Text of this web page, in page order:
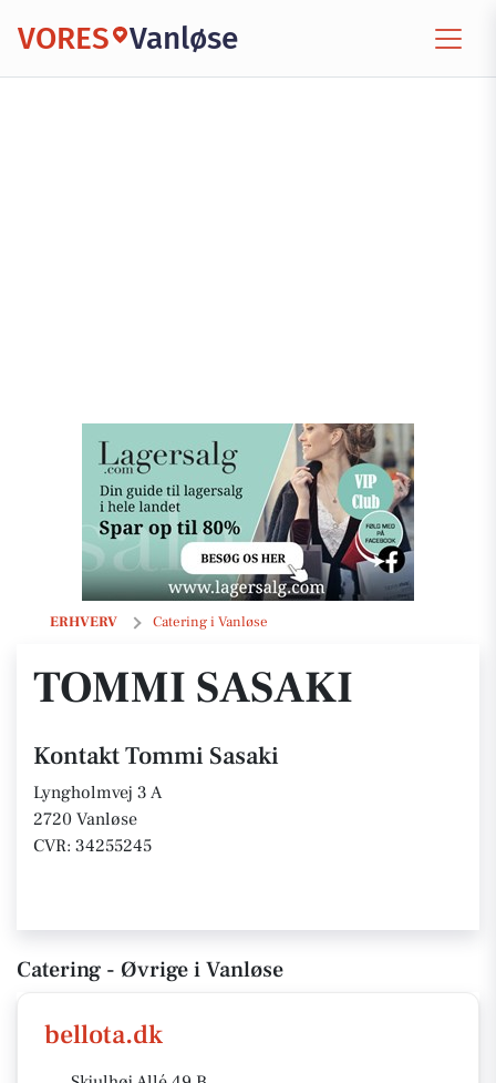
VORES Vanløse
ERHVERV Catering i Vanløse
Tommi Sasaki
TOMMI SASAKI
Kontakt Tommi Sasaki
Lyngholmvej 3 A
2720 Vanløse
CVR: 34255245
Catering - Øvrige i Vanløse
bellota.dk